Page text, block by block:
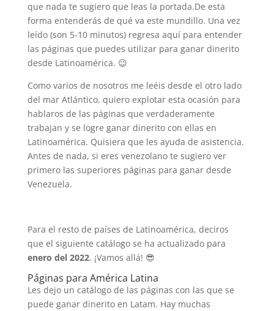
que nada te sugiero que leas la portada.De esta
forma entenderás de qué va este mundillo. Una vez
leído (son 5-10 minutos) regresa aquí para entender
las páginas que puedes utilizar para ganar dinerito
desde Latinoamérica. 😉
Como varios de nosotros me leéis desde el otro lado
del mar Atlántico, quiero explotar esta ocasión para
hablaros de las páginas que verdaderamente
trabajan y se logre ganar dinerito con ellas en
Latinoamérica. Quisiera que les ayuda de asistencia.
Antes de nada, si eres venezolano te sugiero ver
primero las superiores páginas para ganar desde
Venezuela.
Para el resto de países de Latinoamérica, deciros
que el siguiente catálogo se ha actualizado para
enero del 2022. ¡Vamos allá! 😎
Páginas para América Latina
Les dejo un catálogo de las páginas con las que se
puede ganar dinerito en Latam. Hay muchas